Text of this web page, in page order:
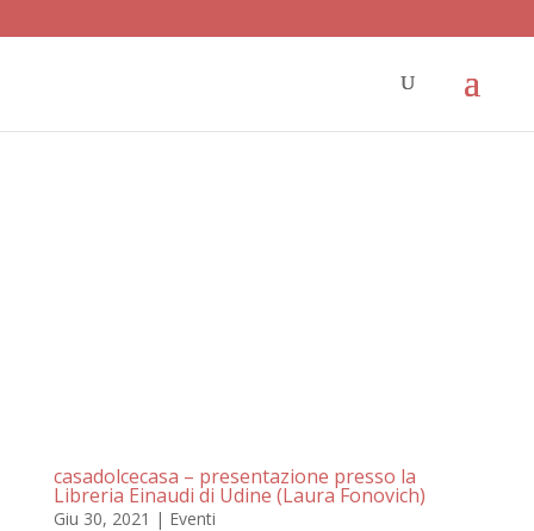
casadolcecasa – presentazione presso la
Libreria Einaudi di Udine (Laura Fonovich)
Giu 30, 2021 | Eventi